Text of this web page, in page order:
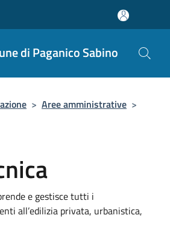
di Paganico Sabino
> Aree amministrative >
e gestisce tutti i
all’edilizia privata, urbanistica,